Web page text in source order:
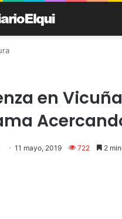
en Vicuña
11 mayo, 2019 722 2